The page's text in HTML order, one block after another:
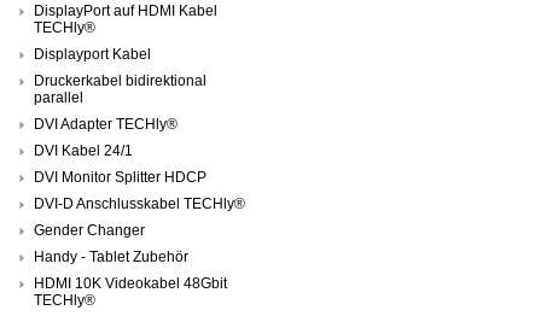
DisplayPort auf HDMI Kabel
TECHly®
Displayport Kabel
Druckerkabel bidirektional
parallel
DVI Adapter TECHly®
DVI Kabel 24/1
DVI Monitor Splitter HDCP
DVI-D Anschlusskabel TECHly®
Gender Changer
Handy - Tablet Zubehör
HDMI 10K Videokabel 48Gbit
TECHly®